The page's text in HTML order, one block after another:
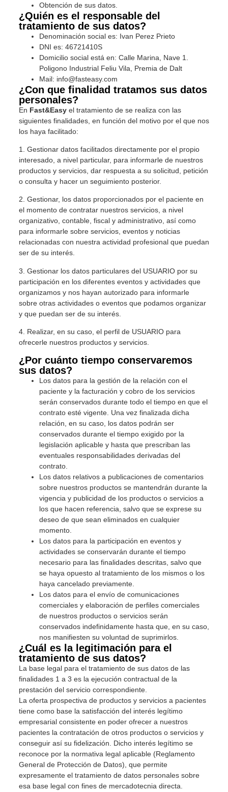
Obtención de sus datos.
¿Quién es el responsable del
tratamiento de sus datos?
Denominación social es: Ivan Perez Prieto
DNI es: 46721410S
Domicilio social está en: Calle Marina, Nave 1.
Poligono Industrial Feliu Vila, Premia de Dalt
Mail: info@fasteasy.com
¿Con que finalidad tratamos sus datos
personales?
En Fast&Easyel tratamiento de se realiza con las
siguientes finalidades, en función del motivo por el que nos
los haya facilitado:
1. Gestionar datos facilitados directamente por el propio
interesado, a nivel particular, para informarle de nuestros
productos y servicios, dar respuesta a su solicitud, petición
o consulta y hacer un seguimiento posterior.
2. Gestionar, los datos proporcionados por el paciente en
el momento de contratar nuestros servicios, a nivel
organizativo, contable, fiscal y administrativo, así como
para informarle sobre servicios, eventos y noticias
relacionadas con nuestra actividad profesional que puedan
ser de su interés.
3. Gestionar los datos particulares del USUARIO por su
participación en los diferentes eventos y actividades que
organizamos y nos hayan autorizado para informarle
sobre otras actividades o eventos que podamos organizar
y que puedan ser de su interés.
4. Realizar, en su caso, el perfil de USUARIO para
ofrecerle nuestros productos y servicios.
¿Por cuánto tiempo conservaremos
sus datos?
Los datos para la gestión de la relación con el
paciente y la facturación y cobro de los servicios
serán conservados durante todo el tiempo en que el
contrato esté vigente. Una vez finalizada dicha
relación, en su caso, los datos podrán ser
conservados durante el tiempo exigido por la
legislación aplicable y hasta que prescriban las
eventuales responsabilidades derivadas del
contrato.
Los datos relativos a publicaciones de comentarios
sobre nuestros productos se mantendrán durante la
vigencia y publicidad de los productos o servicios a
los que hacen referencia, salvo que se exprese su
deseo de que sean eliminados en cualquier
momento.
Los datos para la participación en eventos y
actividades se conservarán durante el tiempo
necesario para las finalidades descritas, salvo que
se haya opuesto al tratamiento de los mismos o los
haya cancelado previamente.
Los datos para el envío de comunicaciones
comerciales y elaboración de perfiles comerciales
de nuestros productos o servicios serán
conservados indefinidamente hasta que, en su caso,
nos manifiesten su voluntad de suprimirlos.
¿Cuál es la legitimación para el
tratamiento de sus datos?
La base legal para el tratamiento de sus datos de las
finalidades 1 a 3 es la ejecución contractual de la
prestación del servicio correspondiente.
La oferta prospectiva de productos y servicios a pacientes
tiene como base la satisfacción del interés legítimo
empresarial consistente en poder ofrecer a nuestros
pacientes la contratación de otros productos o servicios y
conseguir así su fidelización. Dicho interés legítimo se
reconoce por la normativa legal aplicable (Reglamento
General de Protección de Datos), que permite
expresamente el tratamiento de datos personales sobre
esa base legal con fines de mercadotecnia directa.